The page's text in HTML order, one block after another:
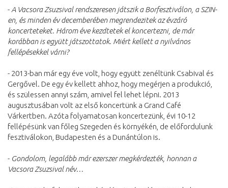
-A Vacsora Zsuzsival rendszeresen játszik a Borfesztiválon, a SZIN-
en, és minden év decemberében megrendezitek az évzáró
koncerteteket. Három éve kezdtetek el koncertezni, de már
korábban is együtt játszottatok. Miért kellett a nyilvános
fellépésekkel várni?
- 2013-ban már egy éve volt, hogy együtt zenéltünk Csabival és
Gergővel. De egy év kellett ahhoz, hogy megérjen a produkció,
és szülessen annyi szám, amivel fel lehet lépni. 2013
augusztusában volt az első koncertünk a Grand Café
Várkertben. Azóta folyamatosan koncertezünk, évi 10-12
fellépésünk van főleg Szegeden és környékén, de előfordulunk
fesztiválokon, Budapesten és a Dunántúlon is.
- Gondolom, legalább már ezerszer megkérdezték, honnan a
Vacsora Zsuzsival név…